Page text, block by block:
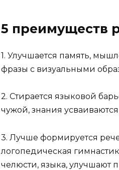
5 преимуществ
1. Улучшается память,
фразы с визуальными
2. Стирается языковой
чужой, знания
3. Лучше формируется
логопедическая
челюсти, языка, улучшают